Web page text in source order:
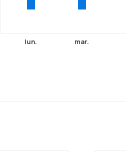
lun. mar.